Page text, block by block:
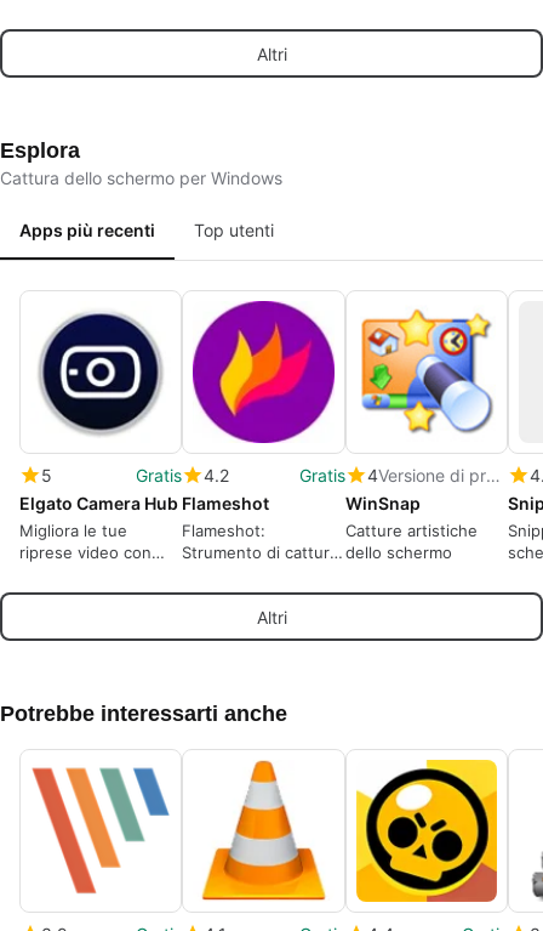
Exchange: Dare
Filtrare gli Elementi e
Reale
Offline, recupero dati
sicuro per la privacy
Altri
Esplora
Cattura dello schermo per Windows
Apps più recenti Top utenti
5
Gratis
Elgato Camera Hub
Migliora le tue
riprese video con
4.2
Gratis
Flameshot
Flameshot:
Strumento di cattura
4
Versione di prova
WinSnap
Catture artistiche
dello schermo
Altri
Potrebbe interessarti anche